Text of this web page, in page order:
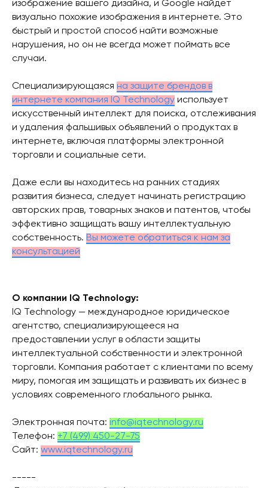
изображение вашего дизайна, и Google найдет
визуально похожие изображения в интернете. Это
быстрый и простой способ найти возможные
нарушения, но он не всегда может поймать все
случаи.
Специализирующаяся на защите брендов в
интернете компания IQ Technology использует
искусственный интеллект для поиска, отслеживания
и удаления фальшивых объявлений о продуктах в
интернете, включая платформы электронной
торговли и социальные сети.
Даже если вы находитесь на ранних стадиях
развития бизнеса, следует начинать регистрацию
авторских прав, товарных знаков и патентов, чтобы
эффективно защищать вашу интеллектуальную
собственность. Вы можете обратиться к нам за
консультацией
О компании IQ Technology:
IQ Technology — международное юридическое
агентство, специализирующееся на
предоставлении услуг в области защиты
интеллектуальной собственности и электронной
торговли. Компания работает с клиентами по всему
миру, помогая им защищать и развивать их бизнес в
условиях современного глобального рынка.
Электронная почта: info@iqtechnology.ru
Телефон: +7 (499) 450-27-75
Сайт: www.iqtechnology.ru
-----